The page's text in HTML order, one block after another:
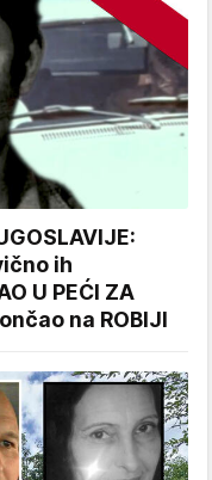
ih
U PEĆI ZA
na ROBIJI